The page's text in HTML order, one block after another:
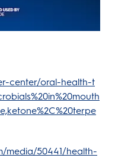
center/oral-health-t
media/50441/health-